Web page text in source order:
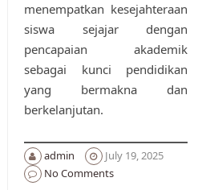
menempatkan kesejahteraan
siswa sejajar dengan
pencapaian akademik
sebagai kunci pendidikan
yang bermakna dan
berkelanjutan.
admin
July 19, 2025
No Comments